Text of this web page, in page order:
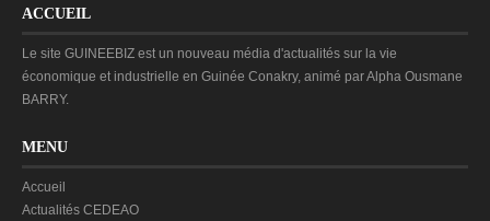
ACCUEIL
Le site GUINEEBIZ est un nouveau média d'actualités sur la vie
économique et industrielle en Guinée Conakry, animé par Alpha Ousmane
BARRY.
MENU
Accueil
Actualités CEDEAO